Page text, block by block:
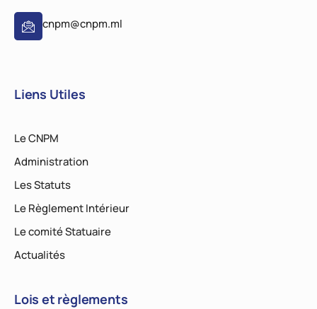
cnpm@cnpm.ml
Liens Utiles
Le CNPM
Administration
Les Statuts
Le Règlement Intérieur
Le comité Statuaire
Actualités
Lois et règlements